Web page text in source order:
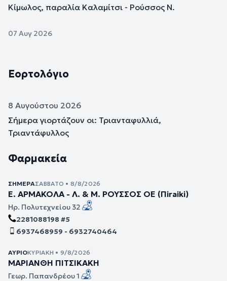
Κίμωλος, παραλία Καλαμίτσι - Ρούσσος Ν.
07 Αυγ 2026
Εορτολόγιο
8 Αυγούστου 2026
Σήμερα γιορτάζουν οι: Τριανταφυλλιά,
Τριαντάφυλλος
Φαρμακεία
ΣΉΜΕΡΑΣΆΒΒΑΤΟ • 8/8/2026
Ε. ΑΡΜΑΚΟΛΑ - Λ. & Μ. ΡΟΥΣΣΟΣ ΟΕ (Πiraiki)
Ηρ. Πολυτεχνείου 32
2281088198 #5
6937468959 - 6932740464
ΑΎΡΙΟΚΥΡΙΑΚΉ • 9/8/2026
ΜΑΡΙΑΝΘΗ ΠΙΤΣΙΚΑΚΗ
Γεωρ. Παπανδρέου 1